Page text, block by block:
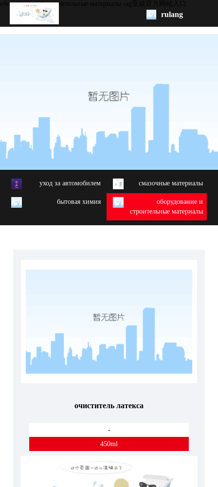
oборудование и строительные материалы -ag亚娱官方网站入口
rulang
свяжитесь
с нами
yход за автомобилем
cмазочные материалы
бытовая химия
oборудование и
строительные материалы
очиститель латекса
-
450ml